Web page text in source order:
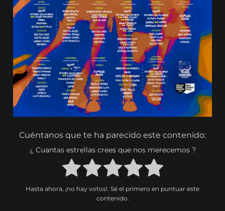
Cuéntanos que te ha parecido este contenido:
¿ Cuantas estrellas crees que nos merecemos ?
Hasta ahora, ¡no hay votos!. Sé el primero en puntuar este
contenido.